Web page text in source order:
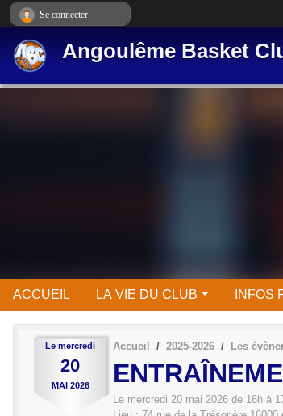
Angoulême Basket
ACCUEIL LA VIE DU CLUB INFOS
Le mercredi
20
MAI 2026
Accueil 2025-2026 Les
Le mercredi 20 mai 2026 de 16h à
Se connecter
Panneau de gestion des cookies